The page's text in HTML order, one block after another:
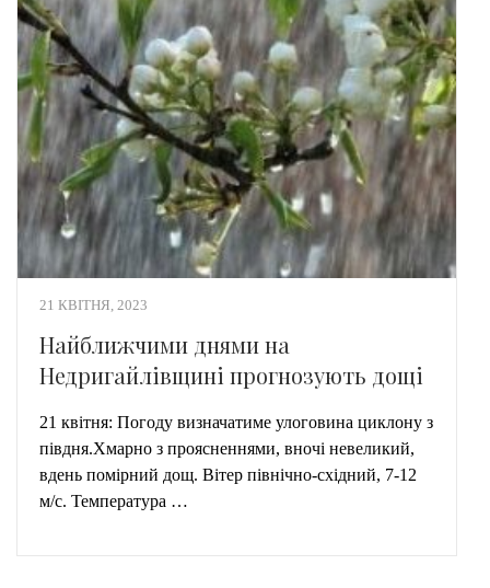
21 КВІТНЯ, 2023
Найближчими днями на
Недригайлівщині прогнозують дощі
21 квітня: Погоду визначатиме улоговина циклону з
півдня.Хмарно з проясненнями, вночі невеликий,
вдень помірний дощ. Вітер північно-східний, 7-12
м/с. Температура …